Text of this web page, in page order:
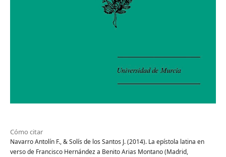
Cómo citar
Navarro Antolín F., & Solís de los Santos J. (2014). La epístola latina en
verso de Francisco Hernández a Benito Arias Montano (Madrid,